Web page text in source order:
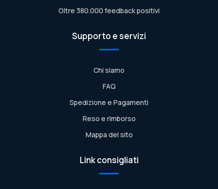
Oltre 380.000 feedback positivi
Supporto e servizi
Chi siamo
FAQ
Spedizione e Pagamenti
Reso e rimborso
Mappa del sito
Link consigliati